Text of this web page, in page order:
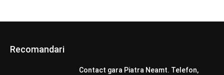
Recomandari
Contact gara Piatra Neamt. Telefon,